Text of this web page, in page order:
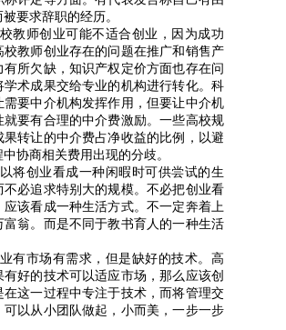
要求辞职的经历。
师创业可能不适合创业，因为成功
校教师创业存在的问题在推广和销售产
有所欠缺，知识产权定价方面也存在问
学术成果交给专业的机构进行转化。科
需要中介机构发挥作用，但要让中介机
就要有合理的中介费激励。一些高校规
果转让的中介费占净收益的比例，以避
协商相关费用出现的分歧。
创业看成一种闲暇时可供尝试的生
不必追求特别大的规模。不必把创业看
应该看成一种生活方式。不一定奔着上
富翁。而是不同于教书育人的一种生活
市场有需求，但是缺好的技术。高
有好的技术可以适应市场，那么应该创
在这一过程中专注于技术，而将管理交
可以从小团队做起，小而美，一步一步